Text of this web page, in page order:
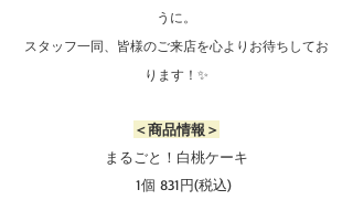
うに。
スタッフ一同、皆様のご来店を心よりお待ちしてお
ります！✨
＜商品情報＞
まるごと！白桃ケーキ
1個 831円(税込)